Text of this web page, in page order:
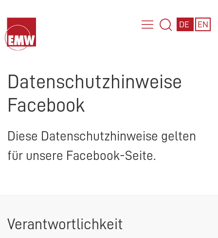
DE EN
Datenschutzhinweise
Facebook
Diese Datenschutzhinweise gelten
für unsere Facebook-Seite.
Verantwortlichkeit